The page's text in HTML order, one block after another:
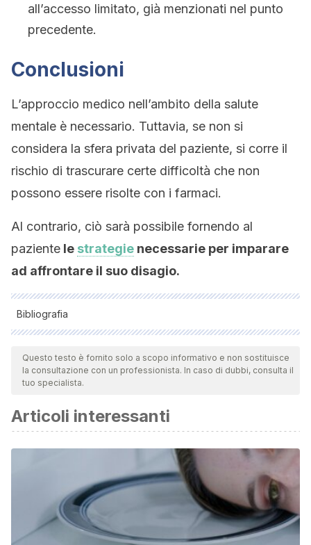
all’accesso limitato, già menzionati nel punto
precedente.
Conclusioni
L’approccio medico nell’ambito della salute
mentale è necessario. Tuttavia, se non si
considera la sfera privata del paziente, si corre il
rischio di trascurare certe difficoltà che non
possono essere risolte con i farmaci.
Al contrario, ciò sarà possibile fornendo al
paziente le strategie necessarie per imparare
ad affrontare il suo disagio.
Bibliografia
Todas as fontes citadas foram minuciosamente revisadas por
nossa equipe para garantir sua qualidade, confiabilidade,
atualidade e validade. A bibliografia deste artigo foi
Álvarez, M. P. (2007). La activación conductual y la
desmedicalización de la depresión.Papeles del
Berenguer, Á. D. (2014). Medicalización de la sociedad y
desmedicalización del arte médico.Archivos de Medicina
Interna, 36(3), 123-126.
López-Mato, A., Illa, G., Boullosa, O., Márquez, C., & Vieitez,
Questo testo è fornito solo a scopo informativo e non sostituisce
la consultazione con un professionista. In caso di dubbi, consulta il
tuo specialista.
Articoli interessanti